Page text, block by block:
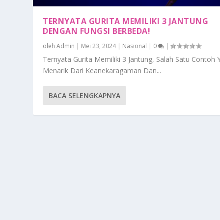
TERNYATA GURITA MEMILIKI 3 JANTUNG
DENGAN FUNGSI BERBEDA!
olehAdmin | Mei 23, 2024| Nasional | 0 |
Ternyata Gurita Memiliki 3 Jantung, Salah Satu Contoh
Menarik Dari Keanekaragaman Dan...
BACA SELENGKAPNYA